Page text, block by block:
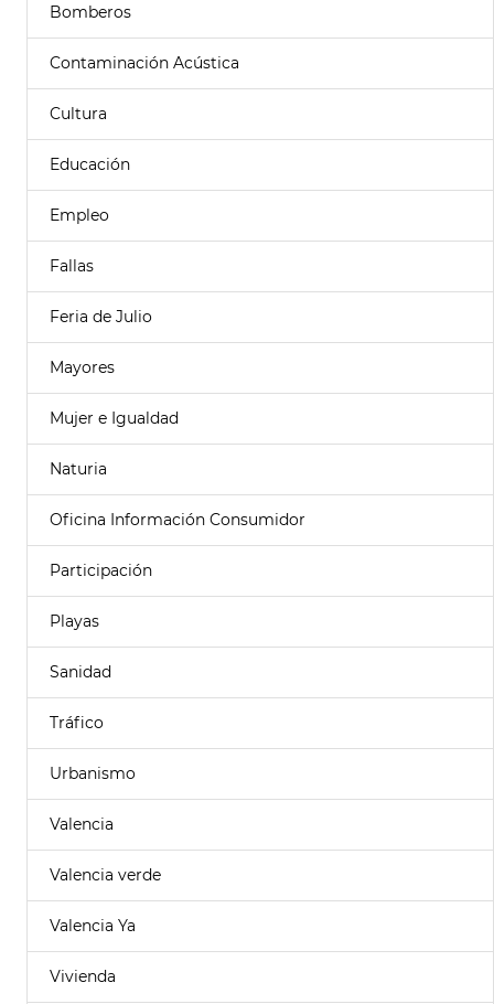
Bomberos
Contaminación Acústica
Cultura
Educación
Empleo
Fallas
Feria de Julio
Mayores
Mujer e Igualdad
Naturia
Oficina Información Consumidor
Participación
Playas
Sanidad
Tráfico
Urbanismo
Valencia
Valencia verde
Valencia Ya
Vivienda